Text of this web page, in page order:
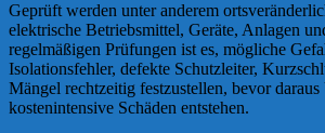
Geprüft werden unter anderem
elektrische Betriebsmittel, Geräte, Anlagen
regelmäßigen Prüfungen ist es, mögliche
Isolationsfehler, defekte Schutzleiter,
Mängel rechtzeitig festzustellen, bevor
kostenintensive Schäden entstehen.